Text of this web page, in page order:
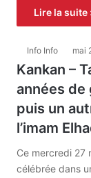
Lire la suite
Info Info mai
Kankan –
années de
puis un
l’imam
Ce mercredi 27
célébrée dans